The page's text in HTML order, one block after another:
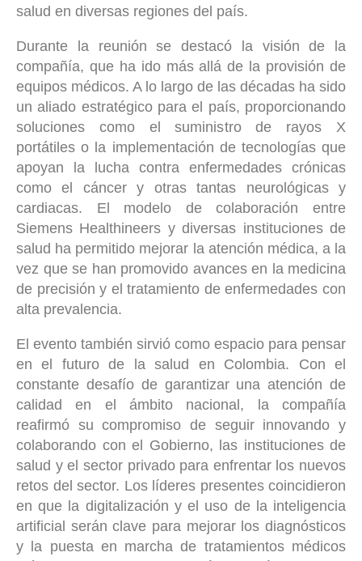
salud en diversas regiones del país.
Durante la reunión se destacó la visión de la
compañía, que ha ido más allá de la provisión de
equipos médicos. A lo largo de las décadas ha sido
un aliado estratégico para el país, proporcionando
soluciones como el suministro de rayos X
portátiles o la implementación de tecnologías que
apoyan la lucha contra enfermedades crónicas
como el cáncer y otras tantas neurológicas y
cardiacas. El modelo de colaboración entre
Siemens Healthineers y diversas instituciones de
salud ha permitido mejorar la atención médica, a la
vez que se han promovido avances en la medicina
de precisión y el tratamiento de enfermedades con
alta prevalencia.
El evento también sirvió como espacio para pensar
en el futuro de la salud en Colombia. Con el
constante desafío de garantizar una atención de
calidad en el ámbito nacional, la compañía
reafirmó su compromiso de seguir innovando y
colaborando con el Gobierno, las instituciones de
salud y el sector privado para enfrentar los nuevos
retos del sector. Los líderes presentes coincidieron
en que la digitalización y el uso de la inteligencia
artificial serán clave para mejorar los diagnósticos
y la puesta en marcha de tratamientos médicos